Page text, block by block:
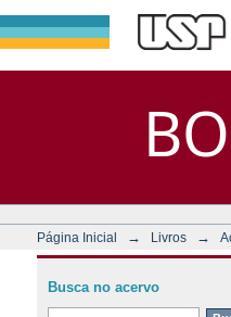
Página Inicial → Livros →
Busca no acervo